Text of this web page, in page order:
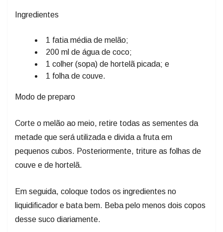
Ingredientes
1 fatia média de melão;
200 ml de água de coco;
1 colher (sopa) de hortelã picada; e
1 folha de couve.
Modo de preparo
Corte o melão ao meio, retire todas as sementes da
metade que será utilizada e divida a fruta em
pequenos cubos. Posteriormente, triture as folhas de
couve e de hortelã.
Em seguida, coloque todos os ingredientes no
liquidificador e bata bem. Beba pelo menos dois copos
desse suco diariamente.